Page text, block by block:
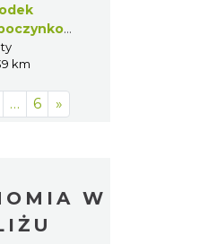
km
… 6 »
W